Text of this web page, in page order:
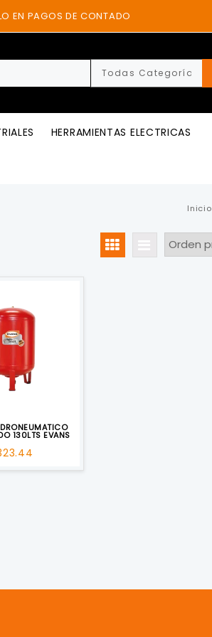
EN PAGOS DE CONTADO
HERRAMIENTAS ELECTRICAS
Inicio
130LTS EVANS